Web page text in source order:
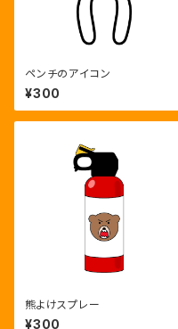
ペンチのアイコン
¥300
熊よけスプレー
¥300